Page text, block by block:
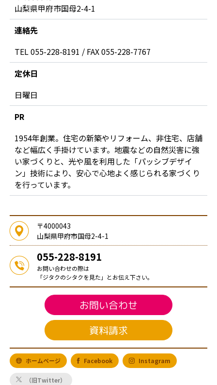
山梨県甲府市国母2-4-1
連絡先
TEL 055-228-8191 / FAX 055-228-7767
定休日
日曜日
PR
1954年創業。住宅の新築やリフォーム、非住宅、店舗
など幅広く手掛けています。地震などの自然災害に強
い家づくりと、光や風を利用した「パッシブデザイ
ン」技術により、安心で心地よく感じられる家づくり
を行っています。
〒4000043
山梨県甲府市国母2-4-1
055-228-8191
お問い合わせの際は
「ジタクのシタクを見た」とお伝え下さい。
お問い合わせ
資料請求
ホームページ Facebook Instagram
（旧Twitter）